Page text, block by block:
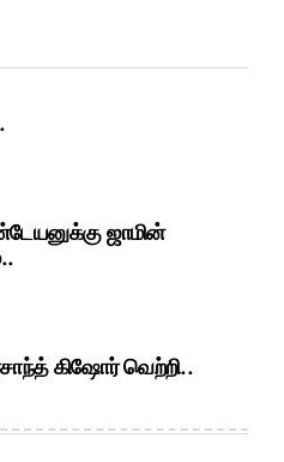
ஜாமின்
கிஷோர் வெற்றி..